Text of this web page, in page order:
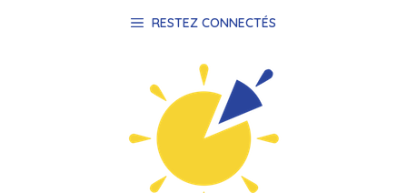
RESTEZ CONNECTÉS